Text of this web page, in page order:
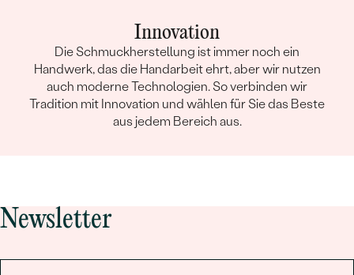
Innovation
Die Schmuckherstellung ist immer noch ein
Handwerk, das die Handarbeit ehrt, aber wir nutzen
auch moderne Technologien. So verbinden wir
Tradition mit Innovation und wählen für Sie das Beste
aus jedem Bereich aus.
Newsletter